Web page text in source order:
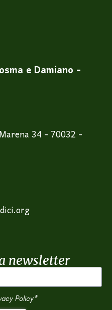
e Damiano -
34 - 70032 -
newsletter
Policy*